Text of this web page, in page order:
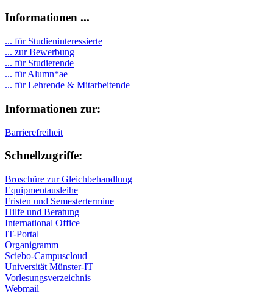
Informationen ...
... für Studieninteressierte
... zur Bewerbung
... für Studierende
... für Alumn*ae
... für Lehrende & Mitarbeitende
Informationen zur:
Barrierefreiheit
Schnellzugriffe:
Broschüre zur Gleichbehandlung
Equipmentausleihe
Fristen und Semestertermine
Hilfe und Beratung
International Office
IT-Portal
Organigramm
Sciebo-Campuscloud
Universität Münster-IT
Vorlesungsverzeichnis
Webmail